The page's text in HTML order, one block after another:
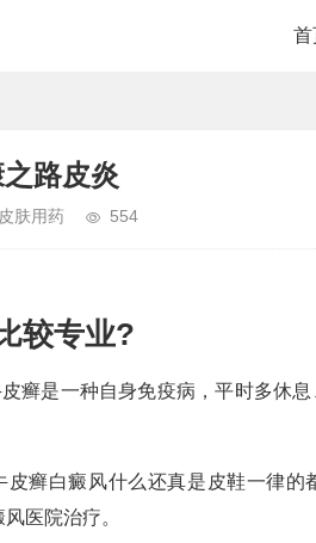
首
路皮炎
皮肤用药 554
较专业?
癣是一种自身免疫病，平时多休
癣白癜风什么还真是皮鞋一律的
医院治疗。